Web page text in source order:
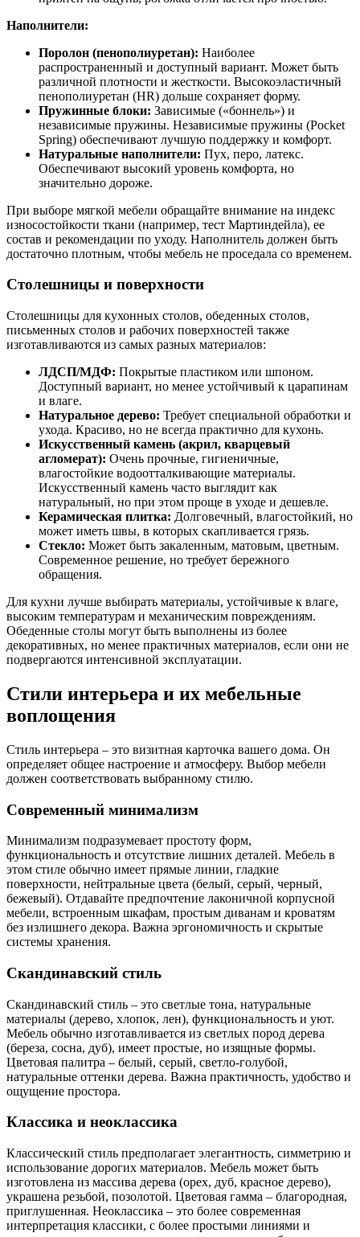
Наполнители:
Поролон (пенополиуретан): Наиболее
распространенный и доступный вариант. Может быть
различной плотности и жесткости. Высокоэластичный
пенополиуретан (HR) дольше сохраняет форму.
Пружинные блоки: Зависимые («боннель») и
независимые пружины. Независимые пружины (Pocket
Spring) обеспечивают лучшую поддержку и комфорт.
Натуральные наполнители: Пух, перо, латекс.
Обеспечивают высокий уровень комфорта, но
значительно дороже.
При выборе мягкой мебели обращайте внимание на индекс
износостойкости ткани (например, тест Мартиндейла), ее
состав и рекомендации по уходу. Наполнитель должен быть
достаточно плотным, чтобы мебель не проседала со временем.
Столешницы и поверхности
Столешницы для кухонных столов, обеденных столов,
письменных столов и рабочих поверхностей также
изготавливаются из самых разных материалов:
ЛДСП/МДФ: Покрытые пластиком или шпоном.
Доступный вариант, но менее устойчивый к царапинам
и влаге.
Натуральное дерево: Требует специальной обработки и
ухода. Красиво, но не всегда практично для кухонь.
Искусственный камень (акрил, кварцевый
агломерат): Очень прочные, гигиеничные,
влагостойкие водоотталкивающие материалы.
Искусственный камень часто выглядит как
натуральный, но при этом проще в уходе и дешевле.
Керамическая плитка: Долговечный, влагостойкий, но
может иметь швы, в которых скапливается грязь.
Стекло: Может быть закаленным, матовым, цветным.
Современное решение, но требует бережного
обращения.
Для кухни лучше выбирать материалы, устойчивые к влаге,
высоким температурам и механическим повреждениям.
Обеденные столы могут быть выполнены из более
декоративных, но менее практичных материалов, если они не
подвергаются интенсивной эксплуатации.
Стили интерьера и их мебельные
воплощения
Стиль интерьера – это визитная карточка вашего дома. Он
определяет общее настроение и атмосферу. Выбор мебели
должен соответствовать выбранному стилю.
Современный минимализм
Минимализм подразумевает простоту форм,
функциональность и отсутствие лишних деталей. Мебель в
этом стиле обычно имеет прямые линии, гладкие
поверхности, нейтральные цвета (белый, серый, черный,
бежевый). Отдавайте предпочтение лаконичной корпусной
мебели, встроенным шкафам, простым диванам и кроватям
без излишнего декора. Важна эргономичность и скрытые
системы хранения.
Скандинавский стиль
Скандинавский стиль – это светлые тона, натуральные
материалы (дерево, хлопок, лен), функциональность и уют.
Мебель обычно изготавливается из светлых пород дерева
(береза, сосна, дуб), имеет простые, но изящные формы.
Цветовая палитра – белый, серый, светло-голубой,
натуральные оттенки дерева. Важна практичность, удобство и
ощущение простора.
Классика и неоклассика
Классический стиль предполагает элегантность, симметрию и
использование дорогих материалов. Мебель может быть
изготовлена из массива дерева (орех, дуб, красное дерево),
украшена резьбой, позолотой. Цветовая гамма – благородная,
приглушенная. Неоклассика – это более современная
интерпретация классики, с более простыми линиями и